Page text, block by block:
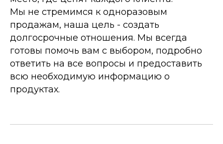
Мы не стремимся к одноразовым
продажам, наша цель - создать
долгосрочные отношения. Мы всегда
готовы помочь вам с выбором, подробно
ответить на все вопросы и предоставить
всю необходимую информацию о
продуктах.